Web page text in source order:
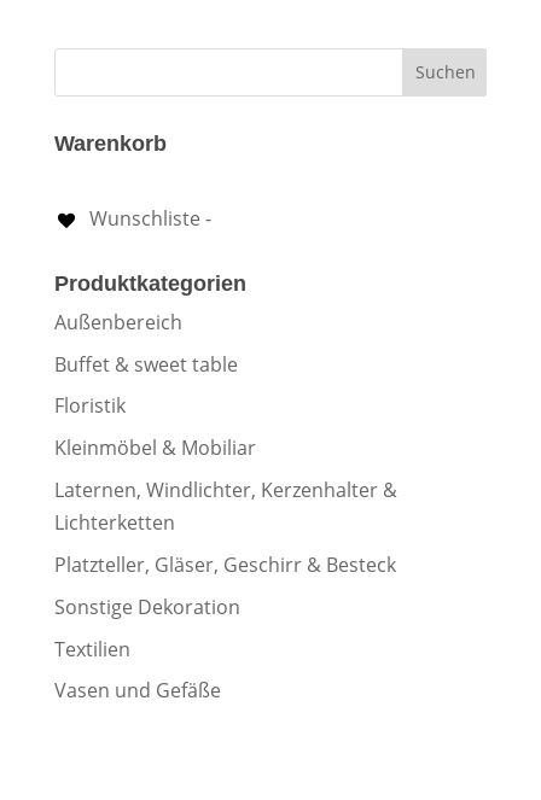
Warenkorb
Wunschliste -
Produktkategorien
Außenbereich
Buffet & sweet table
Floristik
Kleinmöbel & Mobiliar
Laternen, Windlichter, Kerzenhalter &
Lichterketten
Platzteller, Gläser, Geschirr & Besteck
Sonstige Dekoration
Textilien
Vasen und Gefäße